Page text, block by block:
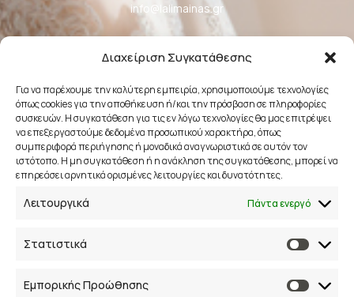
Διαχείριση Συγκατάθεσης
Για να παρέχουμε την καλύτερη εμπειρία, χρησιμοποιούμε τεχνολογίες
όπως cookies για την αποθήκευση ή/και την πρόσβαση σε πληροφορίες
συσκευών. Η συγκατάθεση για τις εν λόγω τεχνολογίες θα μας επιτρέψει
να επεξεργαστούμε δεδομένα προσωπικού χαρακτήρα, όπως
συμπεριφορά περιήγησης ή μοναδικά αναγνωριστικά σε αυτόν τον
ιστότοπο. Η μη συγκατάθεση ή η ανάκληση της συγκατάθεσης, μπορεί να
επηρεάσει αρνητικά ορισμένες λειτουργίες και δυνατότητες.
Λειτουργικά Πάντα ενεργό
Στατιστικά
Εμπορικής Προώθησης
info@lalimainas.gr
Ακολουθήστε μας
Εγγραφείτε στο newsletter μας και απολαύστε
Μην χάσετε την ευκαιρία!